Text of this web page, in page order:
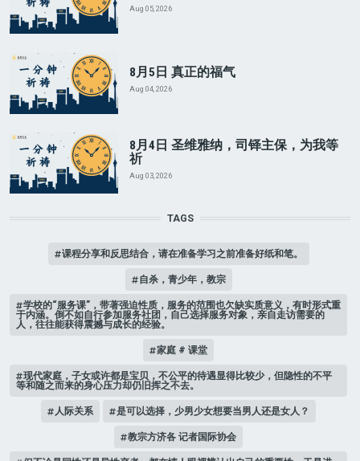
Aug 05, 2026
8月5日 真正的福气
Aug 04, 2026
8月4日 圣维雅纳，司铎主保，为我等
祈
Aug 03, 2026
TAGS
课程分享和反思结合，请在准备学习之前准备好纸和笔。
自杀，青少年，教宗
学校的“服务课”，带著强迫性质，服务的范围也欠缺实质意义，有时形式重
于内涵。倒不如自行参加服务社团，自己选择服务对象，亲自走访需要的
人，往往能获得震撼与成长的经验。
家庭 # 课堂
现代家庭，子女或许都是宝贝，不公平的待遇显得比较少，但隐性的不平
等和随之而来的身心压力却仍旧挥之不去。
人际关系 是可以选择，少男少女想要当男人还是女人？
教宗方济各 记者国际协会